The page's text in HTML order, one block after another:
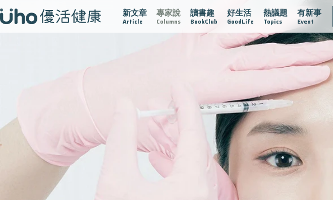
新文章
Article
專家說
Columns
讀書趣
BookClub
好生活
GoodLife
熱議題
Topics
有新事
Event
疫情保衛戰 再生醫學 愛的未來視 認識攝護腺肥大 守護骨骼健康 達文西手術專欄